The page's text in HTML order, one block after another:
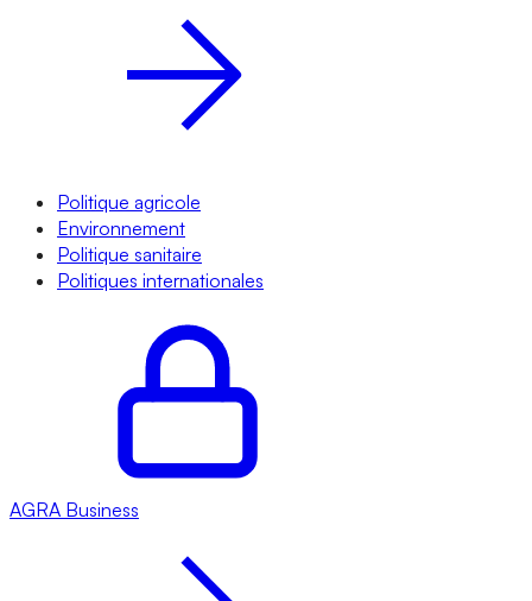
Politique agricole
Environnement
Politique sanitaire
Politiques internationales
AGRA Business